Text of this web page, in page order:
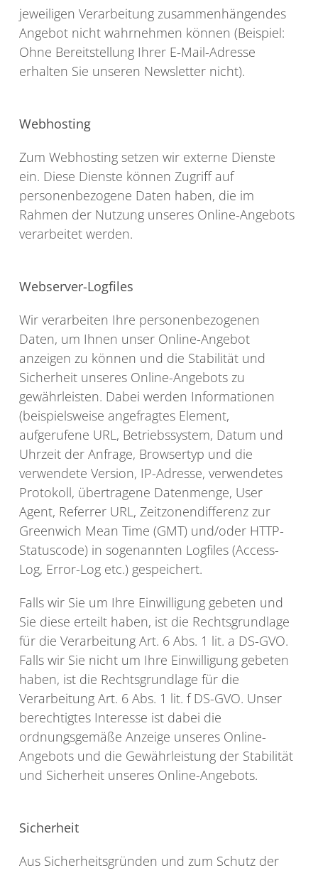
jeweiligen Verarbeitung zusammenhängendes
Angebot nicht wahrnehmen können (Beispiel:
Ohne Bereitstellung Ihrer E-Mail-Adresse
erhalten Sie unseren Newsletter nicht).
Webhosting
Zum Webhosting setzen wir externe Dienste
ein. Diese Dienste können Zugriff auf
personenbezogene Daten haben, die im
Rahmen der Nutzung unseres Online-Angebots
verarbeitet werden.
Webserver-Logfiles
Wir verarbeiten Ihre personenbezogenen
Daten, um Ihnen unser Online-Angebot
anzeigen zu können und die Stabilität und
Sicherheit unseres Online-Angebots zu
gewährleisten. Dabei werden Informationen
(beispielsweise angefragtes Element,
aufgerufene URL, Betriebssystem, Datum und
Uhrzeit der Anfrage, Browsertyp und die
verwendete Version, IP-Adresse, verwendetes
Protokoll, übertragene Datenmenge, User
Agent, Referrer URL, Zeitzonendifferenz zur
Greenwich Mean Time (GMT) und/oder HTTP-
Statuscode) in sogenannten Logfiles (Access-
Log, Error-Log etc.) gespeichert.
Falls wir Sie um Ihre Einwilligung gebeten und
Sie diese erteilt haben, ist die Rechtsgrundlage
für die Verarbeitung Art. 6 Abs. 1 lit. a DS-GVO.
Falls wir Sie nicht um Ihre Einwilligung gebeten
haben, ist die Rechtsgrundlage für die
Verarbeitung Art. 6 Abs. 1 lit. f DS-GVO. Unser
berechtigtes Interesse ist dabei die
ordnungsgemäße Anzeige unseres Online-
Angebots und die Gewährleistung der Stabilität
und Sicherheit unseres Online-Angebots.
Sicherheit
Aus Sicherheitsgründen und zum Schutz der